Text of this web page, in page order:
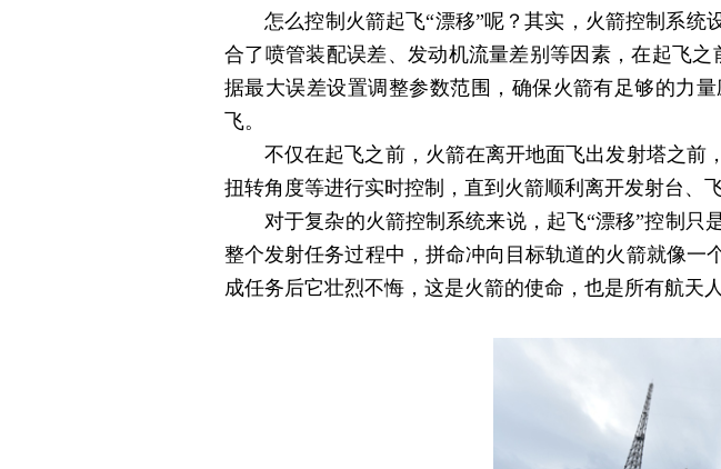
怎么控制火箭起飞“漂移”呢？其实，火箭控制系统
合了喷管装配误差、发动机流量差别等因素，在起飞
据最大误差设置调整参数范围，确保火箭有足够的力
飞。
不仅在起飞之前，火箭在离开地面飞出发射塔之前
扭转角度等进行实时控制，直到火箭顺利离开发射台、
对于复杂的火箭控制系统来说，起飞“漂移”控制只
整个发射任务过程中，拼命冲向目标轨道的火箭就像
成任务后它壮烈不悔，这是火箭的使命，也是所有航天